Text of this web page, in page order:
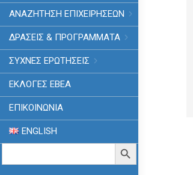
ΑΝΑΖΗΤΗΣΗ ΕΠΙΧΕΙΡΗΣΕΩΝ
ΔΡΑΣΕΙΣ & ΠΡΟΓΡΑΜΜΑΤΑ
ΣΥΧΝΕΣ ΕΡΩΤΗΣΕΙΣ
ΕΚΛΟΓΈΣ ΕΒΕΑ
ΕΠΙΚΟΙΝΩΝΙΑ
ENGLISH
Search
Search Button